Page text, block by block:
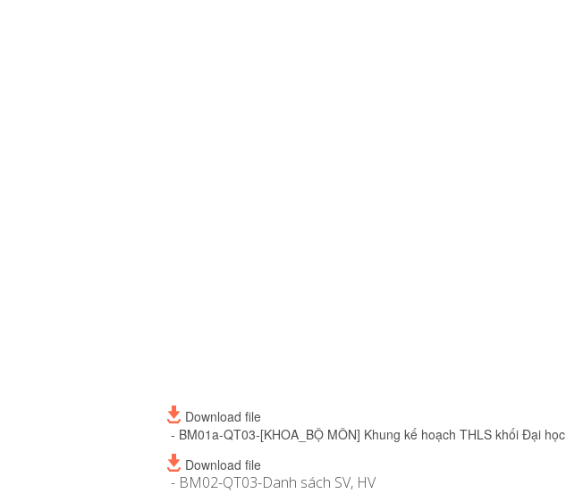
Download file
- BM01a-QT03-[KHOA_BỘ MÔN] Khung kế hoạch THLS khối Đại học
Download file
- BM02-QT03-Danh sách SV, HV